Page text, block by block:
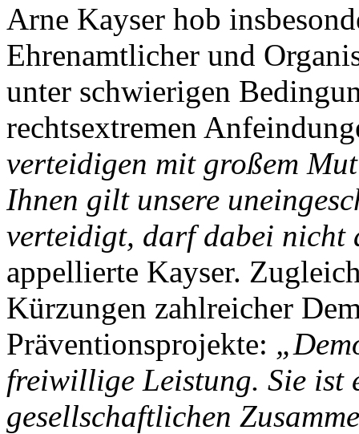
Arne Kayser hob
Ehrenamtlicher und
unter schwierigen
rechtsextremen
verteidigen mit großem
Ihnen gilt unsere
verteidigt, darf dabei nicht
appellierte Kayser.
Kürzungen zahlreicher
Präventionsprojekte:
freiwillige Leistung. Sie ist
gesellschaftlichen